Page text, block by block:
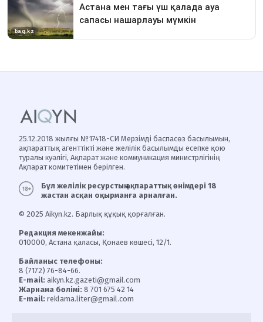
25.12.2018 жылғы №17418-СИ Мерзімді баспасөз басылымын,
ақпараттық агенттікті және желілік басылымды есепке қою
туралы куәлігі, Ақпарат және коммуникация министрлігінің
Ақпарат комитетімен берілген.
Бұл желілік ресурстың ақпараттық өнімдері 18
жастан асқан оқырманға арналған.
© 2025 Aikyn.kz. Барлық құқық қорғалған.
Редакция мекенжайы:
010000, Астана қаласы, Қонаев көшесі, 12/1.
Байланыс телефоны:
8 (7172) 76-84-66.
E-mail: aikyn.kz.gazeti@gmail.com
Жарнама бөлімі: 8 701 675 42 14
E-mail: reklama.liter@gmail.com